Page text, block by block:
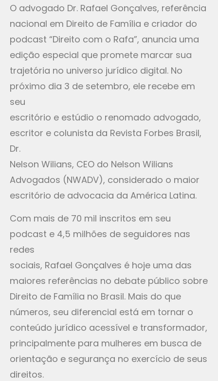
O advogado Dr. Rafael Gonçalves, referência
nacional em Direito de Família e criador do
podcast “Direito com o Rafa”, anuncia uma
edição especial que promete marcar sua
trajetória no universo jurídico digital. No
próximo dia 3 de setembro, ele recebe em
seu
escritório e estúdio o renomado advogado,
escritor e colunista da Revista Forbes Brasil,
Dr.
Nelson Wilians, CEO do Nelson Wilians
Advogados (NWADV), considerado o maior
escritório de advocacia da América Latina.
Com mais de 70 mil inscritos em seu
podcast e 4,5 milhões de seguidores nas
redes
sociais, Rafael Gonçalves é hoje uma das
maiores referências no debate público sobre
Direito de Família no Brasil. Mais do que
números, seu diferencial está em tornar o
conteúdo jurídico acessível e transformador,
principalmente para mulheres em busca de
orientação e segurança no exercício de seus
direitos.